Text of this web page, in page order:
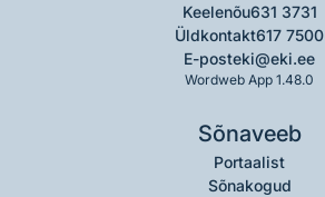
Keelenõu631 3731
Üldkontakt617 7500
E-posteki@eki.ee
Wordweb App 1.48.0
Sõnaveeb
Portaalist
Sõnakogud